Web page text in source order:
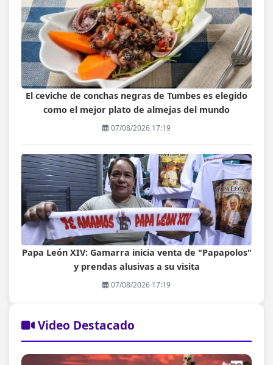
El ceviche de conchas negras de Tumbes es elegido
como el mejor plato de almejas del mundo
07/08/2026 17:19
Papa León XIV: Gamarra inicia venta de "Papapolos"
y prendas alusivas a su visita
07/08/2026 17:19
Video Destacado